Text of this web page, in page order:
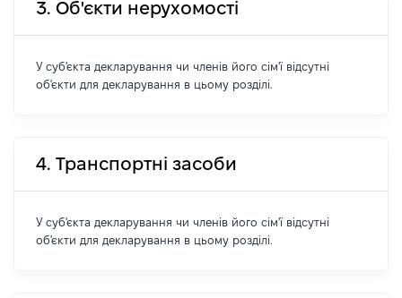
3. Об'єкти нерухомості
У суб'єкта декларування чи членів його сім'ї відсутні
об'єкти для декларування в цьому розділі.
4. Транспортні засоби
У суб'єкта декларування чи членів його сім'ї відсутні
об'єкти для декларування в цьому розділі.